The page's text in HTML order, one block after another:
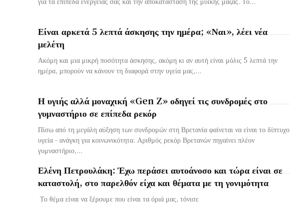
Είναι αρκετά 5 λεπτά άσκησης την ημέρα; «Ναι», λέει νέα
μελέτη
Ακόμη και μια μικρή ποσότητα άσκησης, ακόμη κι αν αυτή είναι μόλις 5 λεπτά την
ημέρα, μπορούν να κάνουν τη διαφορά στην υγεία μας,...
Η υγιής αλλά μοναχική «Gen Z» οδηγεί τις συνδρομές στο
γυμναστήριο σε επίπεδα ρεκόρ
Πίσω από τη μεγάλη αύξηση των συνδρομών στη Βρετανία φαίνεται να είναι το δίπτυχο
υγεία - ανάγκη για κοινωνικότητα. Αριθμός ρεκόρ Βρετανών πηγαίνει πλέον
γυμναστήριο,...
Ελένη Πετρουλάκη: Έχω περάσει αυτοάνοσο και τώρα είναι σε
καταστολή, στο παρελθόν είχα και θέματα με τη γονιμότητα
Το θέμα είναι να ξέρουμε που είναι τα όριά μας, τόνισε